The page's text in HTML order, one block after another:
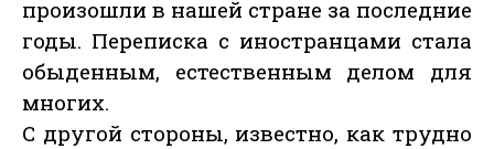
произошли в нашей стране за последние
годы. Переписка с иностранцами стала
обыденным, естественным делом для
многих.
С другой стороны, известно, как трудно